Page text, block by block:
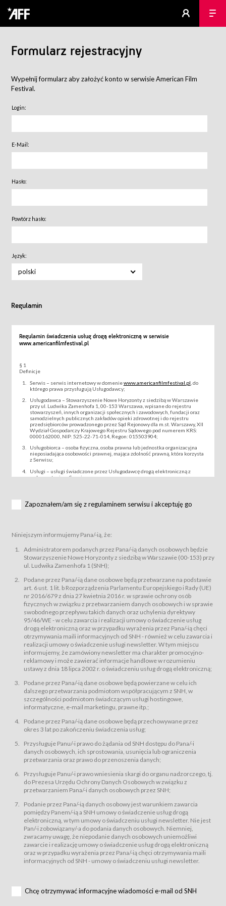
Formularz rejestracyjny
Wypełnij formularz aby założyć konto w serwisie American Film
Festival.
Login:
E-Mail:
Hasło:
Powtórz hasło:
Język:
polski
Regulamin
Regulamin świadczenia usług drogą elektroniczną w serwisie
www.americanfilmfestival.pl
§ 1
Definicje
Serwis – serwis internetowy w domeniewww.americanfilmfestival.pl , do
którego prawa przysługują Usługodawcy;
Usługodawca – Stowarzyszenie Nowe Horyzonty z siedzibą w Warszawie
przy ul. Ludwika Zamenhofa 1, 00-153 Warszawa, wpisane do rejestru
stowarzyszeń, innych organizacji społecznych i zawodowych, fundacji oraz
samodzielnych publicznych zakładów opieki zdrowotnej i do rejestru
przedsiębiorców prowadzonego przez Sąd Rejonowy dla m.st. Warszawy, XII
Wydział Gospodarczy Krajowego Rejestru Sądowego pod numerem KRS:
0000162000, NIP: 525-22-71-014, Regon: 015503904;
Usługobiorca – osoba fizyczna, osoba prawna lub jednostka organizacyjna
nieposiadająca osobowości prawnej, mająca zdolność prawną, która korzysta
z Serwisu;
Usługi – usługi świadczone przez Usługodawcę drogą elektroniczną z
wykorzystaniem Serwisu;
za pośrednictwem Serwisu;
podmiotom z branży mediów i filmowej (Akredytacje);
Bilety – wybrane dokumenty potwierdzające zawarcie umowy z
Usługodawcą i uprawniające do wzięcia udziału w Wydarzeniu,
przewidziane przez Usługodawcę dla danego Wydarzenia, tj. uprawniające
do uczestnictwa w wielu albo w pojedynczych seansach filmowych,
Sklep – sklep internetowy prowadzony przez Usługodawcę w Serwisie;
Regulamin – niniejszy regulamin.
§ 2
Postanowienia ogólne
Regulamin określa zasady:
świadczenia Usługobiorcom Usług przez Usługodawcę, z
zastrzeżeniem usług, o których mowa w ust. 2 pkt. 4 i 5 poniżej, których
zasady świadczenia precyzują odrębne regulaminy,
przetwarzania przez Usługodawcę danych osobowych Usługobiorców
będących osobami fizycznymi.
świadczy Usługi drogą elektroniczną w rozumieniu ustawy z dnia 18 lipca
2002 r. o świadczeniu usług drogą elektroniczną (Dz.U. z 2002 r., Nr 144, poz.
1204, z późń. zm.). Usługi świadczone są nieodpłatnie.
usługę przeglądania i odczytywania przez Usługobiorców materiałów
zamieszczanych w Serwisie,
usługę utrzymywania konta użytkownika w Serwisie,
usługę newsletter,
usługę zawierania na odległość umów nabycia Karnetów i Biletów,
usługę zawierania na odległość umów sprzedaży w Sklepie.
dnia 18 lipca 2002 r. o świadczeniu usług drogą elektroniczną (Dz.U. z 2002
r., Nr 144, poz. 1204, z późń. zm.). Usługi świadczone są nieodpłatnie.
Na zasadach określonych w Regulaminie dostęp do Serwisu jest otwarty dla
Usługobiorca przed rozpoczęciem korzystania z Serwisu jest zobowiązany
zapoznać się z Regulaminem. Założenie konta w Serwisie oraz zamówienie
usługi newsletter za pośrednictwem przeznaczonego do tego formularza
zamieszczonego na stronach Serwisu dostępnych dla wszystkich
Usługobiorców wymaga akceptacji postanowień Regulaminu.
Usługobiorca zobowiązany jest do przestrzegania postanowień Regulaminu
od chwili rozpoczęcia korzystania z Serwisu.
Regulamin jest udostępniony Usługobiorcom nieodpłatnie za
Warunki techniczne korzystania z Usług
Zapoznałem/am się z regulaminem serwisu i akceptuję go
Niniejszym informujemy Pana/-ią, że:
Administratorem podanych przez Pana/-ią danych osobowych będzie
Stowarzyszenie Nowe Horyzonty z siedzibą w Warszawie (00-153) przy
ul. Ludwika Zamenhofa 1 (SNH);
Podane przez Pana/-ią dane osobowe będą przetwarzane na podstawie
art. 6 ust. 1 lit. b Rozporządzenia Parlamentu Europejskiego i Rady (UE)
nr 2016/679 z dnia 27 kwietnia 2016 r. w sprawie ochrony osób
fizycznych w związku z przetwarzaniem danych osobowych i w sprawie
swobodnego przepływu takich danych oraz uchylenia dyrektywy
95/46/WE - w celu zawarcia i realizacji umowy o świadczenie usług
drogą elektroniczną oraz w przypadku wyrażenia przez Pana/-ią chęci
otrzymywania maili informacyjnych od SNH - również w celu zawarcia i
realizacji umowy o świadczenie usługi newsletter. W tym miejscu
informujemy, że zamówiony newsletter ma charakter promocyjno-
reklamowy i może zawierać informacje handlowe w rozumieniu
ustawy z dnia 18 lipca 2002 r. o świadczeniu usług drogą elektroniczną;
Podane przez Pana/-ią dane osobowe będą powierzane w celu ich
dalszego przetwarzania podmiotom współpracującym z SNH, w
szczególności podmiotom świadczącym usługi hostingowe,
informatyczne, e-mail marketingu, prawne itp.;
Podane przez Pana/-ią dane osobowe będą przechowywane przez
okres 3 lat po zakończeniu świadczenia usług;
Przysługuje Panu/-i prawo do żądania od SNH dostępu do Pana/-i
danych osobowych, ich sprostowania, usunięcia lub ograniczenia
przetwarzania oraz prawo do przenoszenia danych;
Przysługuje Panu/-i prawo wniesienia skargi do organu nadzorczego, tj.
do Prezesa Urzędu Ochrony Danych Osobowych w związku z
przetwarzaniem Pana/-i danych osobowych przez SNH;
Podanie przez Pana/-ią danych osobowy jest warunkiem zawarcia
pomiędzy Panem/-ią a SNH umowy o świadczenie usług drogą
elektroniczną, w tym umowy o świadczeniu usługi newsletter. Nie jest
Pan/-i zobowiązany/-a do podania danych osobowych. Niemniej,
zwracamy uwagę, że niepodanie danych osobowych uniemożliwi
zawarcie i realizację umowy o świadczenie usług drogą elektroniczną
oraz w przypadku wyrażenia przez Pana/-ią chęci otrzymywania maili
informacyjnych od SNH - umowy o świadczeniu usługi newsletter.
Chcę otrzymywać informacyjne wiadomości e-mail od SNH